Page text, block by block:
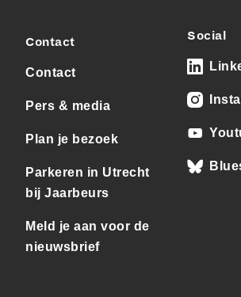
Contact
Contact
Pers & media
Plan je bezoek
Parkeren in Utrecht
bij Jaarbeurs
Meld je aan voor de
nieuwsbrief
Social